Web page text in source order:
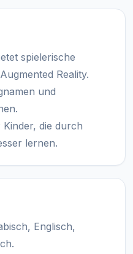
spielerische
Reality.
und
die durch
lernen.
Englisch,